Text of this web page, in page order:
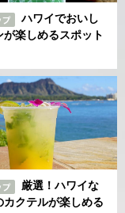
ハワイでおいし
が楽しめるスポット
厳選！ハワイな
カクテルが楽しめる